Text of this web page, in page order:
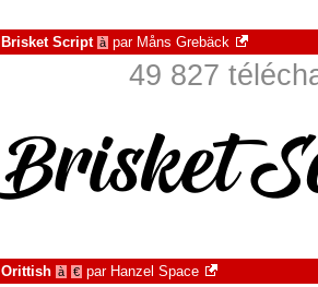
Brisket Script à par Måns Grebäck
49 827
Orittish à € par Hanzel Space